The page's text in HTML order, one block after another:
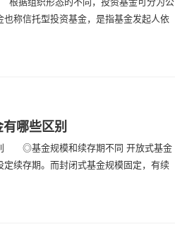
信托型投资基金，是指基金发起人依
哪些区别
◎基金规模和续存期不同 开放式基金
续存期。而封闭式基金规模固定，有续